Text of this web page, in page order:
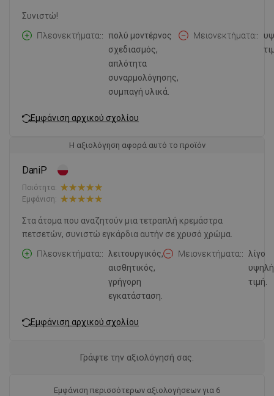
Συνιστώ!
Πλεονεκτήματα:
πολύ μοντέρνος
σχεδιασμός,
απλότητα
συναρμολόγησης,
συμπαγή υλικά.
Μειονεκτήματα:
Εμφάνιση αρχικού σχολίου
Η αξιολόγηση αφορά αυτό το προϊόν
DaniP
Ποιότητα:
Εμφάνιση:
Στα άτομα που αναζητούν μια τετραπλή κρεμάστρα
πετσετών, συνιστώ εγκάρδια αυτήν σε χρυσό χρώμα.
Πλεονεκτήματα:
λειτουργικός,
αισθητικός,
γρήγορη
εγκατάσταση.
Μειονεκτήματα:
λίγο
υψηλή
τιμή.
Εμφάνιση αρχικού σχολίου
Εμφάνιση περισσότερων αξιολογήσεων για 6
Γράψτε την αξιολόγησή σας.